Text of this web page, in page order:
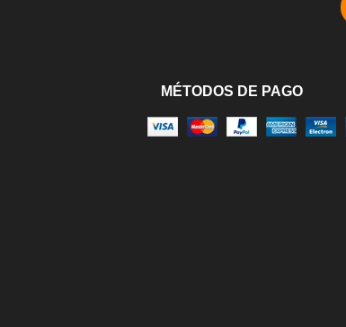
MÉTODOS DE PAGO